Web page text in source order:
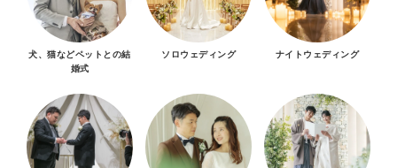
犬、猫などペットとの結
婚式
ソロウェディング ナイトウェディング